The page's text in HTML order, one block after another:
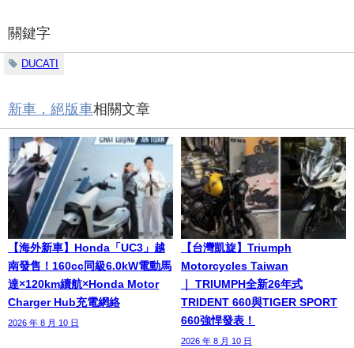
關鍵字
DUCATI
新車．絕版車相關文章
【海外新車】Honda「UC3」越
南發售！160cc同級6.0kW電動馬
達×120km續航×Honda Motor
Charger Hub充電網絡
2026 年 8 月 10 日
【台灣凱旋】Triumph
Motorcycles Taiwan
｜ TRIUMPH全新26年式
TRIDENT 660與TIGER SPORT
660強悍發表！
2026 年 8 月 10 日